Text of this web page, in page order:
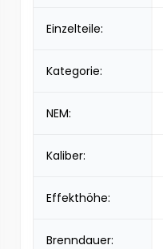
Einzelteile:
Kategorie:
NEM:
Kaliber:
Effekthöhe:
Brenndauer: